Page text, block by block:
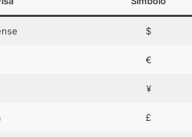
$
€
¥
£